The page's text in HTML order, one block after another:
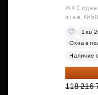
ЖК
этаж,
1 кв
Окна в
Наличие
91 026
118 216